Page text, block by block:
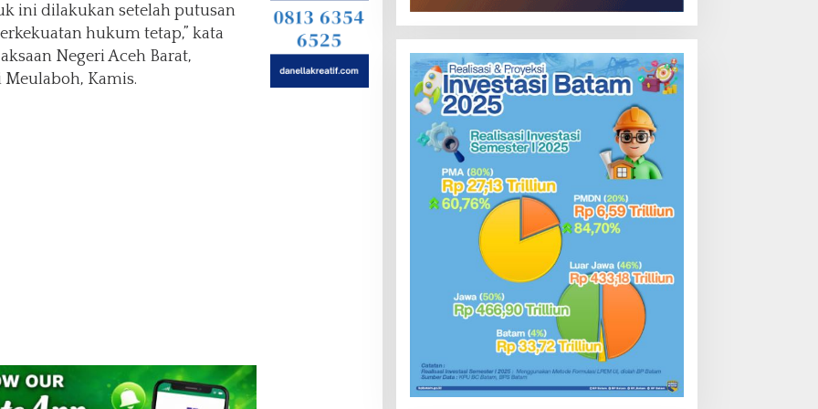
ini dilakukan setelah putusan
hukum tetap,” kata
Negeri Aceh Barat,
Kamis.